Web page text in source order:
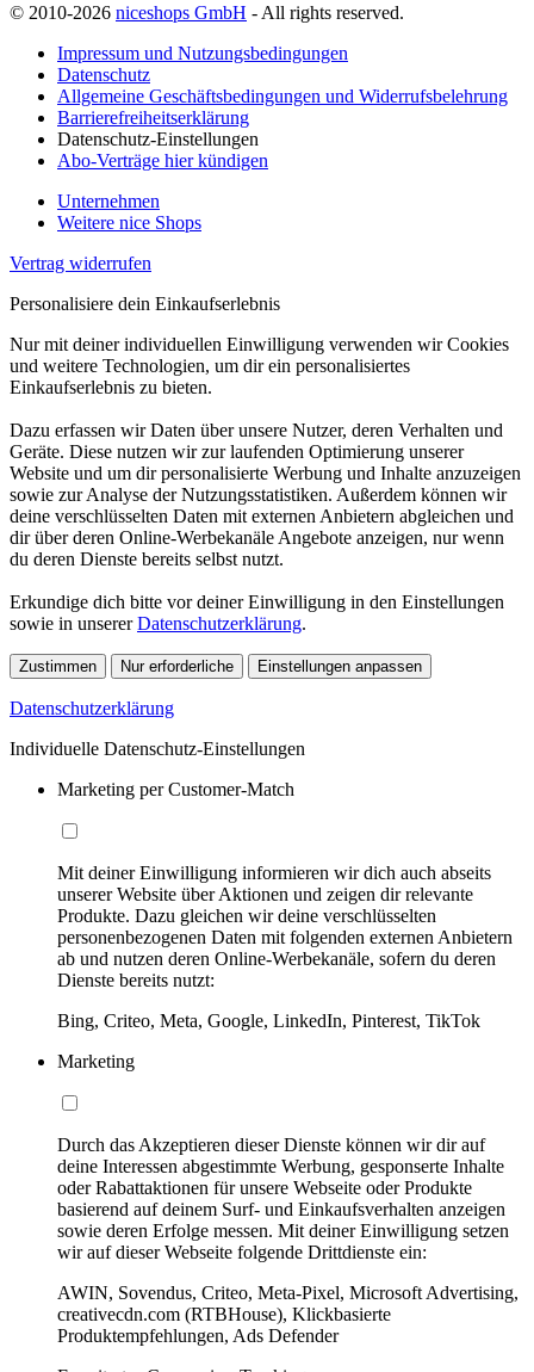
© 2010-2026 niceshops GmbH - All rights reserved.
Impressum und Nutzungsbedingungen
Datenschutz
Allgemeine Geschäftsbedingungen und Widerrufsbelehrung
Barrierefreiheitserklärung
Datenschutz-Einstellungen
Abo-Verträge hier kündigen
Unternehmen
Weitere nice Shops
Vertrag widerrufen
Personalisiere dein Einkaufserlebnis
Nur mit deiner individuellen Einwilligung verwenden wir Cookies
und weitere Technologien, um dir ein personalisiertes
Einkaufserlebnis zu bieten.
Dazu erfassen wir Daten über unsere Nutzer, deren Verhalten und
Geräte. Diese nutzen wir zur laufenden Optimierung unserer
Website und um dir personalisierte Werbung und Inhalte anzuzeigen
sowie zur Analyse der Nutzungsstatistiken. Außerdem können wir
deine verschlüsselten Daten mit externen Anbietern abgleichen und
dir über deren Online-Werbekanäle Angebote anzeigen, nur wenn
du deren Dienste bereits selbst nutzt.
Erkundige dich bitte vor deiner Einwilligung in den Einstellungen
sowie in unsererDatenschutzerklärung.
Zustimmen Nur erforderliche Einstellungen anpassen
Datenschutzerklärung
Individuelle Datenschutz-Einstellungen
Marketing per Customer-Match
Mit deiner Einwilligung informieren wir dich auch abseits
unserer Website über Aktionen und zeigen dir relevante
Produkte. Dazu gleichen wir deine verschlüsselten
personenbezogenen Daten mit folgenden externen Anbietern
ab und nutzen deren Online-Werbekanäle, sofern du deren
Dienste bereits nutzt:
Bing, Criteo, Meta, Google, LinkedIn, Pinterest, TikTok
Marketing
Durch das Akzeptieren dieser Dienste können wir dir auf
deine Interessen abgestimmte Werbung, gesponserte Inhalte
oder Rabattaktionen für unsere Webseite oder Produkte
basierend auf deinem Surf- und Einkaufsverhalten anzeigen
sowie deren Erfolge messen. Mit deiner Einwilligung setzen
wir auf dieser Webseite folgende Drittdienste ein:
AWIN, Sovendus, Criteo, Meta-Pixel, Microsoft Advertising,
creativecdn.com (RTBHouse), Klickbasierte
Produktempfehlungen, Ads Defender